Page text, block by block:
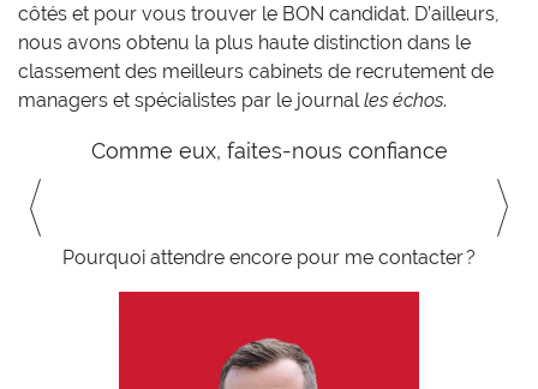
côtés et pour vous trouver le BON candidat. D’ailleurs,
nous avons obtenu la plus haute distinction dans le
classement des meilleurs cabinets de recrutement de
managers et spécialistes par le journalles échos.
Comme eux, faites-nous confiance
Pourquoi attendre encore pour me contacter ?